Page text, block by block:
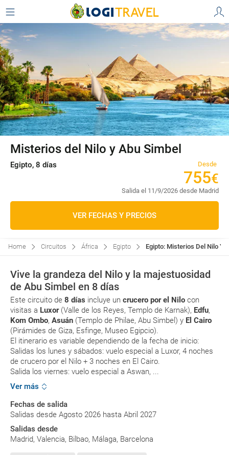
Misterios del Nilo y Abu Simbel
Egipto, 8 días Desde
755€
Salida el 11/9/2026 desde Madrid
VER FECHAS Y PRECIOS
Home Circuitos África Egipto Egipto: Misterios Del Nilo Y
Vive la grandeza del Nilo y la majestuosidad
de Abu Simbel en 8 días
Este circuito de 8 días incluye un crucero por el Nilo con
visitas a Luxor(Valle de los Reyes, Templo de Karnak), Edfu,
Kom Ombo, Asuán (Templo de Philae, Abu Simbel) y El Cairo
(Pirámides de Giza, Esfinge, Museo Egipcio).
El itinerario es variable dependiendo de la fecha de inicio:
Salidas los lunes y sábados: vuelo especial a Luxor, 4 noches
de crucero por el Nilo + 3 noches en El Cairo.
Salida los viernes: vuelo especial a Aswan, ...
Ver más
Fechas de salida
Salidas desde Agosto 2026 hasta Abril 2027
Salidas desde
Madrid, Valencia, Bilbao, Málaga, Barcelona